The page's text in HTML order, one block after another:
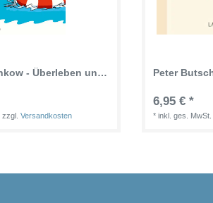
Peter Butschkow - Überleben unter Segeln - Hardcover Buch
zzgl.Versandkosten
6,95 € *
*inkl. ges. MwSt.